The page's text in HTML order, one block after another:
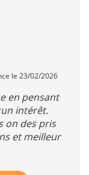
le 23/02/2026
en pensant
intérêt.
on des pris
et meilleur